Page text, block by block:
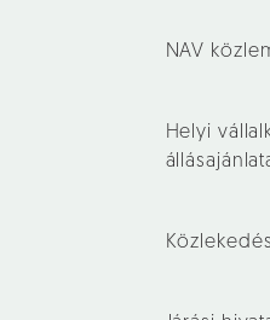
NAV
Helyi
Közlekedés